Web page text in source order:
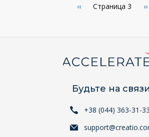
Нумерация
←
‹‹ Страница 3 ››
Будьте на
+38 (044) 363-31-33